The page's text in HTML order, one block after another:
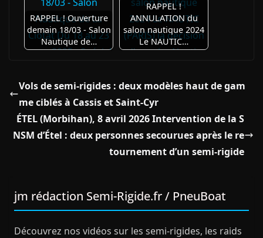
RAPPEL ! Ouverture
demain 18/03 - Salon
Nautique de…
RAPPEL !
ANNULATION du
salon nautique 2024
Le NAUTIC…
Vols de semi‑rigides : deux modèles haut de gam
me ciblés à Cassis et Saint‑Cyr
ÉTEL (Morbihan), 8 avril 2026 Intervention de la S
NSM d’Étel : deux personnes secourues après le re
tournement d’un semi‑rigide
jm rédaction Semi-Rigide.fr / PneuBoat
Découvrez nos vidéos sur les semi-rigides, les raids